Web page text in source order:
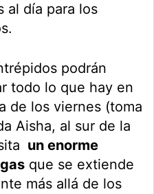
al día para los
podrán
todo lo que hay en
de los viernes (toma
Aisha, al sur de la
un enorme
que se extiende
más allá de los